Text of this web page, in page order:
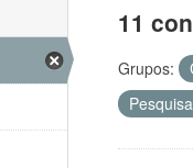
11
Grupos:
Pesquisa